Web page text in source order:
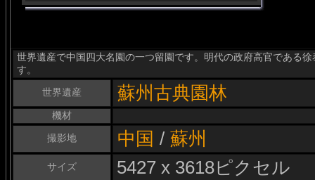
世界遺産で中国四大名園の一つ留園です。明代の政府高官である
す。
世界遺産
蘇州古典園林
機材
撮影地
中国 / 蘇州
サイズ 5427 x 3618ピクセル